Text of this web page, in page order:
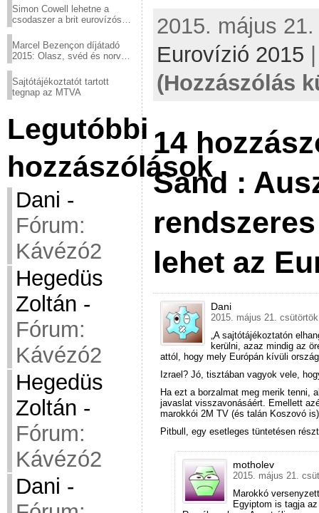
Simon Cowell lehetne a
csodaszer a brit eurovízós
Marcel Bezençon díjátadó
2015: Olasz, svéd és norvég
Sajtótájékoztatót tartott
tegnap az MTVA
Legutóbbi
hozzászólások
Dani -
Fórum:
Kávézó2
Hegedüs
Zoltán -
Fórum:
Kávézó2
Hegedüs
Zoltán -
Fórum:
Kávézó2
Dani -
2015. május
Eurovízió 2015
(Hozzászólás
14
Sand :
lehet az
Dani
2015. május 21.
„A sajtótájékoztatón
kerülni, azaz mindig az
attól, hogy mely Európán kívüli
Izrael? Jó, tisztában vagyok vele,
Ha ezt a borzalmat meg merik tenni,
javaslat visszavonásáért. Emellett
marokkói 2M TV (és talán Koszovó
Pitbull, egy esetleges tüntetésen
motholev
2015. május 21.
Marokkó
Egyiptom is tagja